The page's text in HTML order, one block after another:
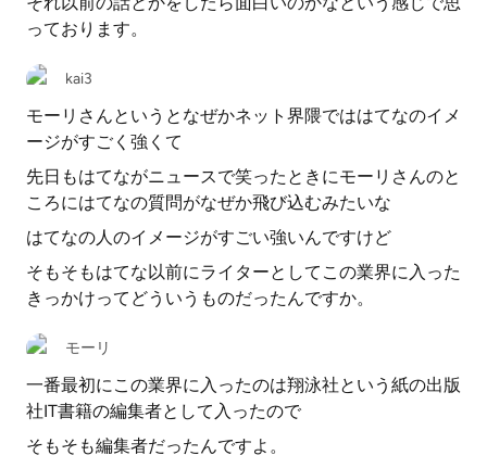
っております。
kai3
モーリさんというとなぜかネット界隈でははてなのイメ
ージがすごく強くて
先日もはてながニュースで笑ったときにモーリさんのと
ころにはてなの質問がなぜか飛び込むみたいな
はてなの人のイメージがすごい強いんですけど
そもそもはてな以前にライターとしてこの業界に入った
きっかけってどういうものだったんですか。
モーリ
一番最初にこの業界に入ったのは翔泳社という紙の出版
社IT書籍の編集者として入ったので
そもそも編集者だったんですよ。